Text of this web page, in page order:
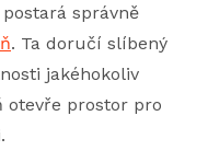
správně
. Ta doručí slíbený
jakéhokoliv
otevře prostor pro